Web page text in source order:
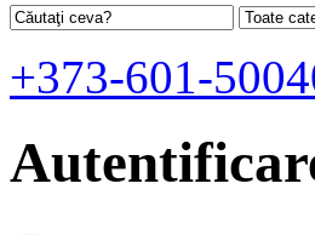
+373-601-